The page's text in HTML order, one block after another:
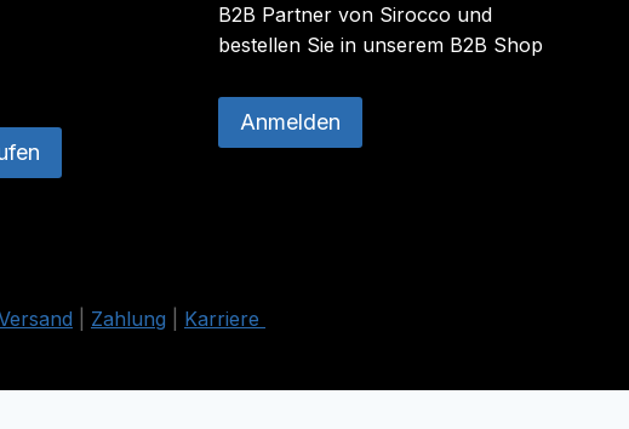
B2B Partner von Sirocco und
bestellen Sie in unserem B2B Shop
Anmelden
Zahlung Karriere